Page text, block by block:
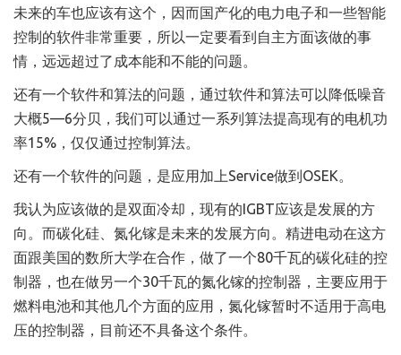
未来的车也应该有这个，因而国产化的电力电子和一些智能
控制的软件非常重要，所以一定要看到自主方面该做的事
情，远远超过了成本能和不能的问题。
还有一个软件和算法的问题，通过软件和算法可以降低噪音
大概5—6分贝，我们可以通过一系列算法提高现有的电机功
率15%，仅仅通过控制算法。
还有一个软件的问题，是应用加上Service做到OSEK。
我认为应该做的是双面冷却，现有的IGBT应该是发展的方
向。而碳化硅、氮化镓是未来的发展方向。精进电动在这方
面跟美国的数所大学在合作，做了一个80千瓦的碳化硅的控
制器，也在做另一个30千瓦的氮化镓的控制器，主要应用于
燃料电池和其他几个方面的应用，氮化镓暂时不适用于高电
压的控制器，目前还不具备这个条件。